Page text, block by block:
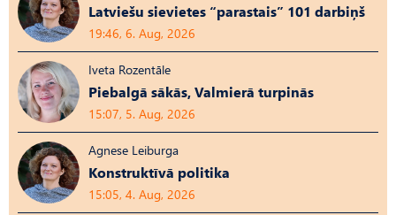
Latviešu sievietes “parastais” 101 darbiņš
19:46, 6. Aug, 2026
Iveta Rozentāle
Piebalgā sākās, Valmierā turpinās
15:07, 5. Aug, 2026
Agnese Leiburga
Konstruktīvā politika
15:05, 4. Aug, 2026